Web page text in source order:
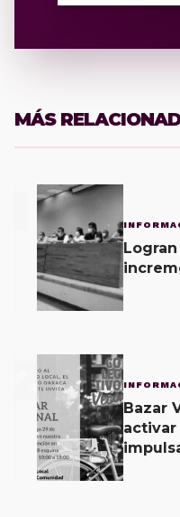
MÁS
2
Bazar